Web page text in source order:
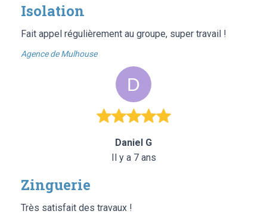
Isolation
Fait appel régulièrement au groupe, super travail !
Agence de Mulhouse
Daniel G
Il y a 7 ans
Zinguerie
Très satisfait des travaux !